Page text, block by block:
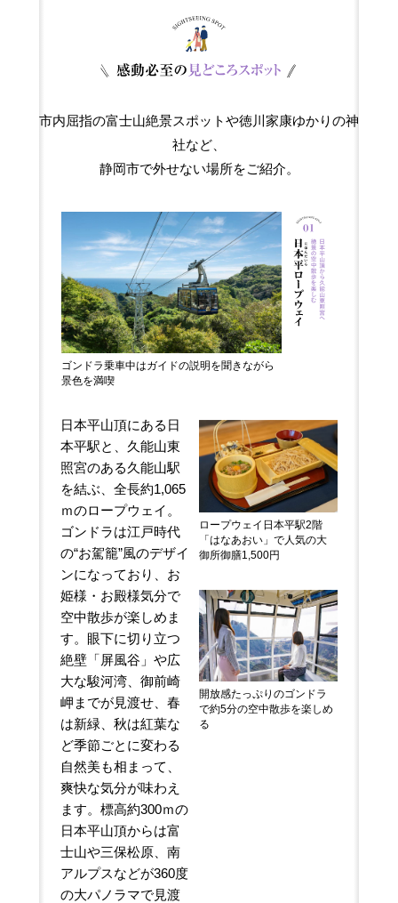
市内屈指の富士山絶景スポットや徳川家康ゆかりの神
社など、
静岡市で外せない場所をご紹介。
ゴンドラ乗車中はガイドの説明を聞きながら
景色を満喫
日本平山頂にある日
本平駅と、久能山東
照宮のある久能山駅
を結ぶ、全長約1,065
ｍのロープウェイ。
ゴンドラは江戸時代
の“お駕籠”風のデザイ
ンになっており、お
姫様・お殿様気分で
空中散歩が楽しめま
す。眼下に切り立つ
絶壁「屏風谷」や広
大な駿河湾、御前崎
岬までが見渡せ、春
は新緑、秋は紅葉な
ど季節ごとに変わる
自然美も相まって、
爽快な気分が味わえ
ます。標高約300ｍの
日本平山頂からは富
士山や三保松原、南
アルプスなどが360度
の大パノラマで見渡
ロープウェイ日本平駅2階
「はなあおい」で人気の大
御所御膳1,500円
開放感たっぷりのゴンドラ
で約5分の空中散歩を楽しめ
る